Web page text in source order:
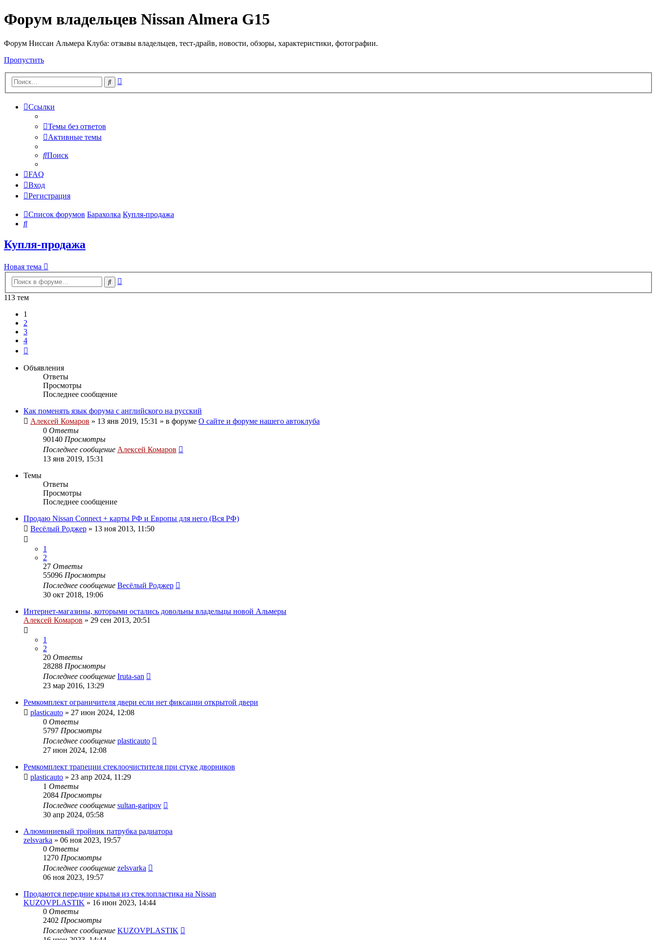
Форум владельцев Nissan Almera G15
Форум Ниссан Альмера Клуба: отзывы владельцев, тест-драйв, новости, обзоры, характеристики, фотографии.
Пропустить
Поиск
Ссылки
Темы без ответов
Активные темы
Поиск
FAQ
Вход
Регистрация
Список форумов Барахолка Купля-продажа
Поиск
Купля-продажа
Новая тема
Поиск
113 тем
1
2
3
4
Объявления
Ответы
Просмотры
Последнее сообщение
Как поменять язык форума с английского на русский
Алексей Комаров » 13 янв 2019, 15:31 » в форуме О сайте и форуме нашего автоклуба
0 Ответы
90140 Просмотры
Последнее сообщение Алексей Комаров
13 янв 2019, 15:31
Темы
Ответы
Просмотры
Последнее сообщение
Продаю Nissan Connect + карты РФ и Европы для него (Вся РФ)
Весёлый Роджер » 13 ноя 2013, 11:50
1
2
27 Ответы
55096 Просмотры
Последнее сообщение Весёлый Роджер
30 окт 2018, 19:06
Интернет-магазины, которыми остались довольны владельцы новой Альмеры
Алексей Комаров » 29 сен 2013, 20:51
1
2
20 Ответы
28288 Просмотры
Последнее сообщение Iruta-san
23 мар 2016, 13:29
Ремкомплект ограничителя двери если нет фиксации открытой двери
plasticauto » 27 июн 2024, 12:08
0 Ответы
5797 Просмотры
Последнее сообщение plasticauto
27 июн 2024, 12:08
Ремкомплект трапеции стеклоочистителя при стуке дворников
plasticauto » 23 апр 2024, 11:29
1 Ответы
2084 Просмотры
Последнее сообщение sultan-garipov
30 апр 2024, 05:58
Алюминиевый тройник патрубка радиатора
zelsvarka » 06 ноя 2023, 19:57
0 Ответы
1270 Просмотры
Последнее сообщение zelsvarka
06 ноя 2023, 19:57
Продаются передние крылья из стеклопластика на Nissan
KUZOVPLASTIK » 16 июн 2023, 14:44
0 Ответы
2402 Просмотры
Последнее сообщение KUZOVPLASTIK